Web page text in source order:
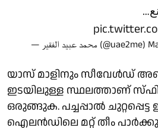
— محمد عبيد الفقير (@uae2me)
യാസ് മാളിനും സീവേള്‍ഡ്
ഇടയിലുള്ള സ്ഥലത്താണ്
ഒരുങ്ങുക. പച്ചപ്പാല്‍
ഐലന്‍ഡിലെ മറ്റ് തീം